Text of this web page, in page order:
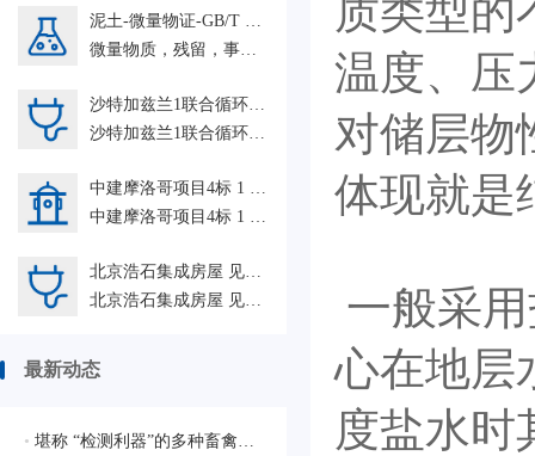
最新动态
• 堪称 “检测利器”的多种畜禽疫病相关的质控样品
质类型的
温度、压
对储层物
体现就是
一般采
心在地层
度盐水时